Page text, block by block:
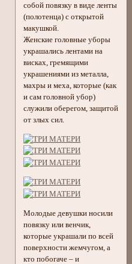
собой повязку в виде ленты
(полотенца) с открытой
макушкой.
Женские головные уборы
украшались лентами на
висках, гремящими
украшениями из металла,
махры и меха, которые (как
и сам головной убор)
служили оберегом, защитой
от злых сил.
Молодые девушки носили
повязку или венчик,
которые украшали по всей
поверхности жемчугом, а
кто побогаче – и